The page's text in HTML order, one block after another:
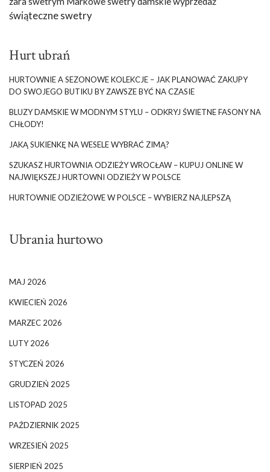
świąteczne swetry
Hurt ubrań
HURTOWNIE A SEZONOWE KOLEKCJE – JAK PLANOWAĆ ZAKUPY
DO SWOJEGO BUTIKU BY ZAWSZE BYĆ NA CZASIE
BLUZY DAMSKIE W MODNYM STYLU – ODKRYJ ŚWIETNE FASONY NA
CHŁODY!
JAKĄ SUKIENKĘ NA WESELE WYBRAĆ ZIMĄ?
SZUKASZ HURTOWNIA ODZIEŻY WROCŁAW – KUPUJ ONLINE W
NAJWIĘKSZEJ HURTOWNI ODZIEŻY W POLSCE
HURTOWNIE ODZIEŻOWE W POLSCE – WYBIERZ NAJLEPSZĄ
Ubrania hurtowo
MAJ 2026
KWIECIEŃ 2026
MARZEC 2026
LUTY 2026
STYCZEŃ 2026
GRUDZIEŃ 2025
LISTOPAD 2025
PAŹDZIERNIK 2025
WRZESIEŃ 2025
SIERPIEŃ 2025